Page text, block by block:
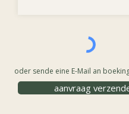
oder sende eine E-Mail an
aanvraag